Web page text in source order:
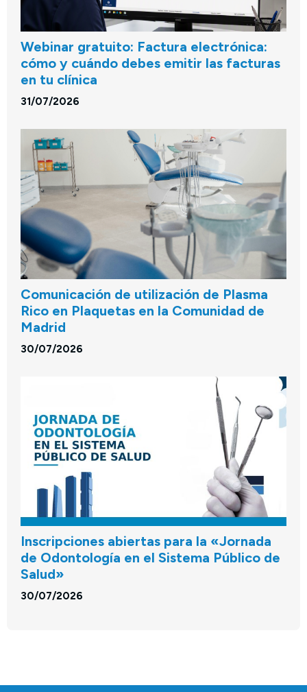
Webinar gratuito: Factura electrónica:
cómo y cuándo debes emitir las facturas
en tu clínica
31/07/2026
Comunicación de utilización de Plasma
Rico en Plaquetas en la Comunidad de
Madrid
30/07/2026
Inscripciones abiertas para la «Jornada
de Odontología en el Sistema Público de
Salud»
30/07/2026